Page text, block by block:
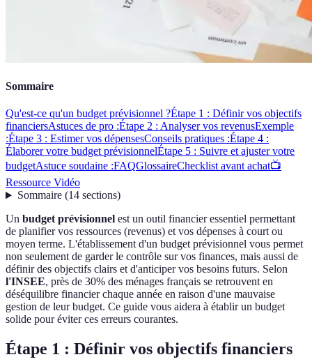
Sommaire
Qu'est-ce qu'un budget prévisionnel ?Étape 1 : Définir vos objectifs
financiersAstuces de pro :Étape 2 : Analyser vos revenusExemple
:Étape 3 : Estimer vos dépensesConseils pratiques :Étape 4 :
Élaborer votre budget prévisionnelÉtape 5 : Suivre et ajuster votre
budgetAstuce soudaine :FAQGlossaireChecklist avant achat📺
Ressource Vidéo
Sommaire(14 sections)
Un budget prévisionnel est un outil financier essentiel permettant
de planifier vos ressources (revenus) et vos dépenses à court ou
moyen terme. L'établissement d'un budget prévisionnel vous permet
non seulement de garder le contrôle sur vos finances, mais aussi de
définir des objectifs clairs et d'anticiper vos besoins futurs. Selon
l'INSEE, près de 30% des ménages français se retrouvent en
déséquilibre financier chaque année en raison d'une mauvaise
gestion de leur budget. Ce guide vous aidera à établir un budget
solide pour éviter ces erreurs courantes.
Étape 1 : Définir vos objectifs financiers